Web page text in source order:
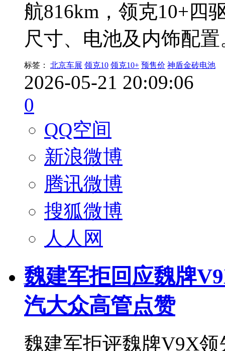
航816km，领克10+四
尺寸、电池及内饰配置
标签： 北京车展 领克10 领克10+ 预售价 神盾金砖电池
2026-05-21 20:09:06
0
QQ空间
新浪微博
腾讯微博
搜狐微博
人人网
魏建军拒回应魏牌
汽大众高管点赞
魏建军拒评魏牌V9X